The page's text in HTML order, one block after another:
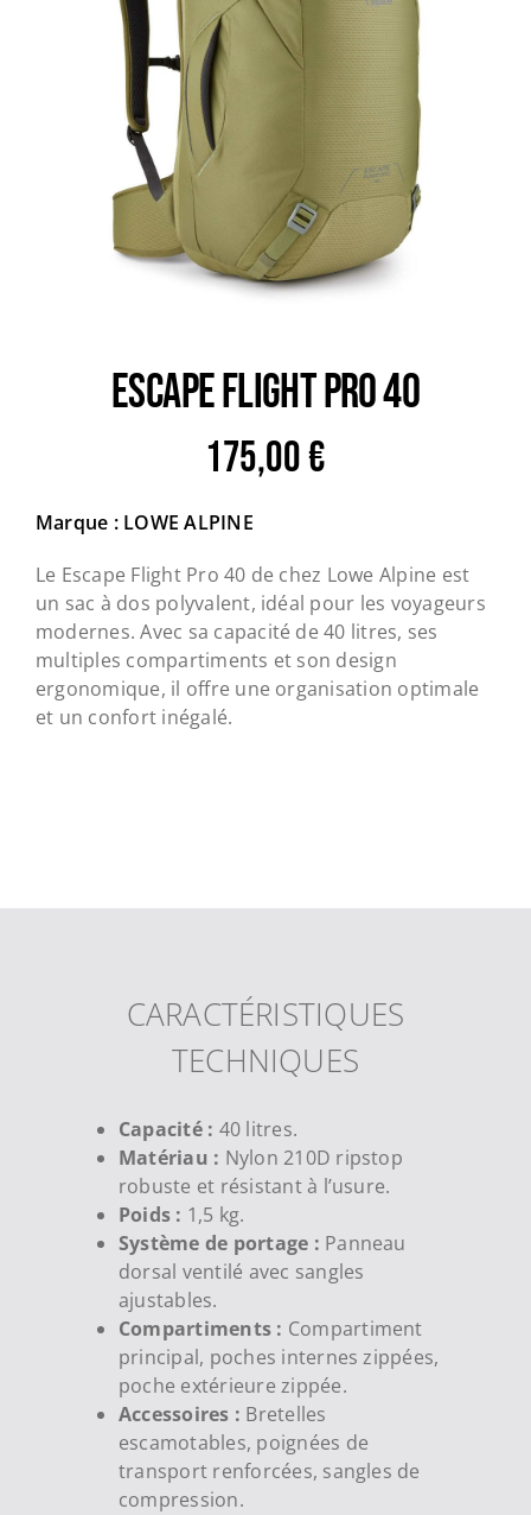
Trail
Escalade / Alpinisme
Bons Plans
ESCAPE FLIGHT PRO 40
175,00€
Marque : LOWE ALPINE
Le Escape Flight Pro 40 de chez Lowe Alpine est
un sac à dos polyvalent, idéal pour les voyageurs
modernes. Avec sa capacité de 40 litres, ses
multiples compartiments et son design
ergonomique, il offre une organisation optimale
et un confort inégalé.
CARACTÉRISTIQUES
TECHNIQUES
Capacité : 40 litres.
Matériau : Nylon 210D ripstop
robuste et résistant à l’usure.
Poids : 1,5 kg.
Système de portage : Panneau
dorsal ventilé avec sangles
ajustables.
Compartiments : Compartiment
principal, poches internes zippées,
poche extérieure zippée.
Accessoires : Bretelles
escamotables, poignées de
transport renforcées, sangles de
compression.